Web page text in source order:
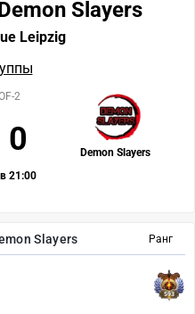
Ранг
Slayers
593
Slayers
Leipzig
Demon Slayers
2
0
21:00